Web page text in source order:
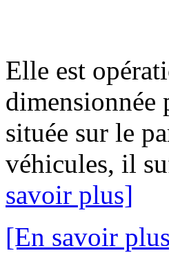
Elle est
dimensionnée
située sur le
véhicules, il
savoir plus]
[En savoir